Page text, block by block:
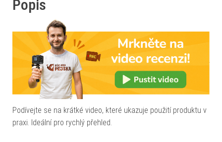
Popis
Podívejte se na krátké video, které ukazuje použití produktu v
praxi. Ideální pro rychlý přehled.